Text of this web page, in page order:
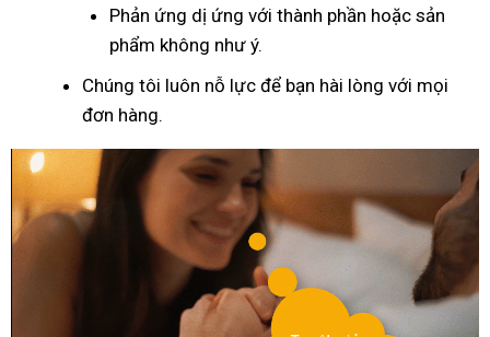
Phản ứng dị ứng với thành phần hoặc sản
phẩm không như ý.
Chúng tôi luôn nỗ lực để bạn hài lòng với mọi
đơn hàng.